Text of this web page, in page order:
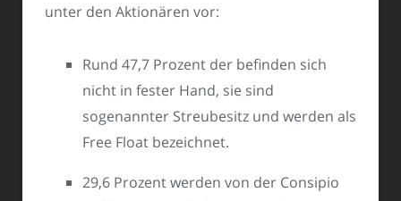
unter den Aktionären vor:
Rund 47,7 Prozent der befinden sich
nicht in fester Hand, sie sind
sogenannter Streubesitz und werden als
Free Float bezeichnet.
29,6 Prozent werden von der Consipio